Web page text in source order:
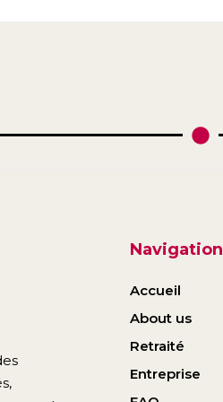
Navigation
Accueil
About us
Retraité
Entreprise